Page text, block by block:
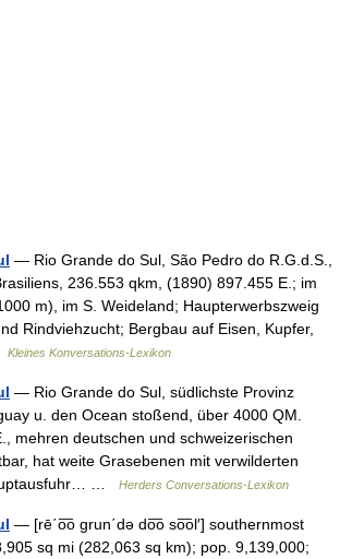
— Rio Grande do Sul, São Pedro do R.G.d.S.,
236.553 qkm, (1890) 897.455 E.; im
m), im S. Weideland; Haupterwerbszweig
Rindviehzucht; Bergbau auf Eisen, Kupfer,
Kleines Konversations-Lexikon
— Rio Grande do Sul, südlichste Provinz
u. den Ocean stoßend, über 4000 QM.
mehren deutschen und schweizerischen
hat weite Grasebenen mit verwilderten
…
Herders Conversations-Lexikon
— [rē΄o͞o grun΄də do͞o so͞ol′] southernmost
sq mi (282,063 sq km); pop. 9,139,000;